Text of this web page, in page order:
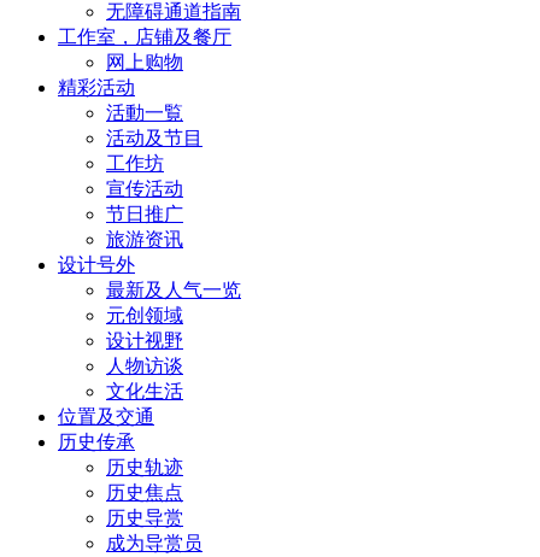
无障碍通道指南
工作室，店铺及餐厅
网上购物
精彩活动
活動一覧
活动及节目
工作坊
宣传活动
节日推广
旅游资讯
设计号外
最新及人气一览
元创领域
设计视野
人物访谈
文化生活
位置及交通
历史传承
历史轨迹
历史焦点
历史导赏
成为导赏员